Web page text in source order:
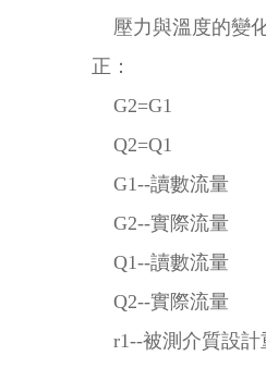
壓力與溫度的變
正：
G2=G1
Q2=Q1
G1--讀數流量
G2--實際流量
Q1--讀數流量
Q2--實際流量
r1--被測介質設計